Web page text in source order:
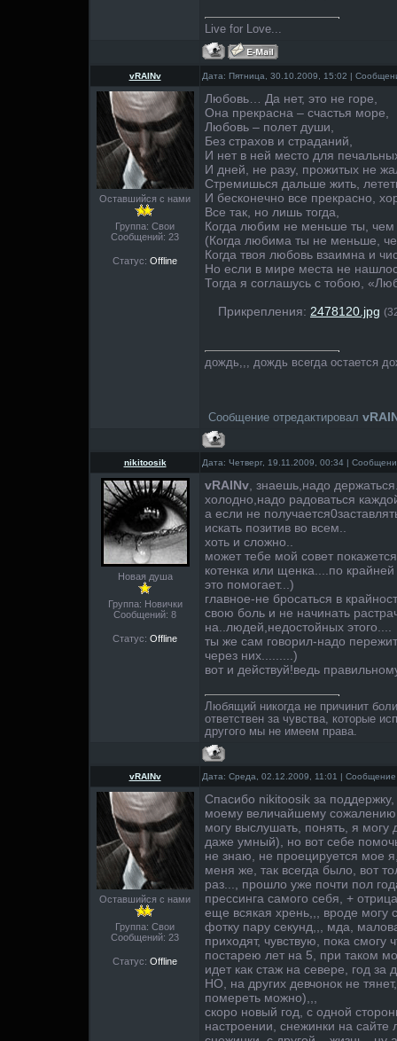
Live for Love...
vRAINv Дата: Пятница, 30.10.2009, 15:02 |
Оставшийся с нами
Группа: Свои
Сообщений: 23
Статус: Offline
Любовь… Да нет, это не горе,
Она прекрасна – счастья море,
Любовь – полет души,
Без страхов и страданий,
И нет в ней место для
И дней, не разу, прожитых не
Стремишься дальше жить,
И бесконечно все прекрасно,
Все так, но лишь тогда,
Когда любим не меньше ты,
(Когда любима ты не меньше,
Когда твоя любовь взаимна и
Но если в мире места не
Тогда я соглашусь с тобою,
Прикрепления: 2478120.jpg
дождь,,, дождь всегда остается
Сообщение отредактировал
nikitoosik Дата: Четверг, 19.11.2009, 00:34 |
Новая душа
Группа: Новички
Сообщений: 8
Статус: Offline
vRAINv , знаешь,надо
холодно,надо радоваться
а если не
искать позитив во всем..
хоть и сложно..
может тебе мой совет
котенка или щенка....по крайней
это помогает...)
главное-не бросаться в
свою боль и не начинать
на..людей,недостойных этого....
ты же сам говорил-надо
через них.........)
вот и действуй!ведь
Любящий никогда не причинит
ответствен за чувства, которые
другого мы не имеем права.
vRAINv Дата: Среда, 02.12.2009, 11:01 |
Оставшийся с нами
Группа: Свои
Сообщений: 23
Статус: Offline
Спасибо nikitoosik за
моему величайшему
могу выслушать, понять, я могу
даже умный), но вот себе
не знаю, не проецируется мое
меня же, так всегда было, вот
раз..., прошло уже почти пол
прессинга самого себя, +
еще всякая хрень,,, вроде могу
фотку пару секунд,,, мда,
приходят, чувствую, пока смогу
постарею лет на 5, при таком
идет как стаж на севере, год
НО, на других девчонок не
помереть можно),,,
скоро новый год, с одной
настроении, снежинки на сайте